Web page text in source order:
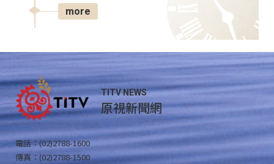
more
TITV NEWS
原視新聞網
電話：(02)2788-1600
傳真：(02)2788-1500